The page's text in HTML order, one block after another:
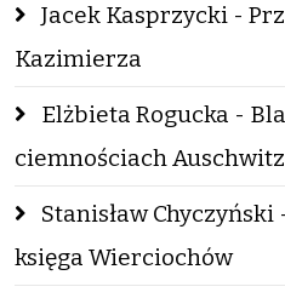
Jacek Kasprzycki -
Kazimierza
Elżbieta Rogucka -
ciemnościach Auschwitz
Stanisław
księga Wierciochów